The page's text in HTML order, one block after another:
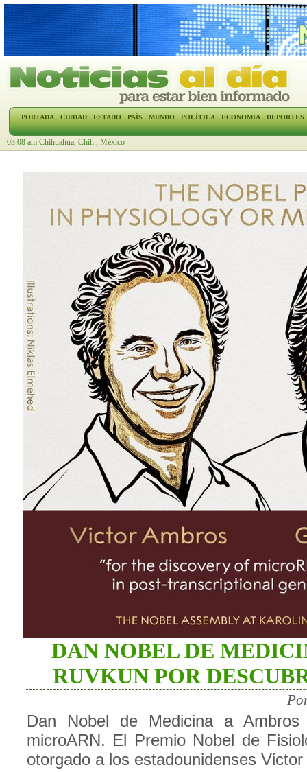
PORTADA CIUDAD ESTADO PAÍS MUNDO POLÍTICA ECONOMÍA DEPORTES
03:08 am Chihuahua, Chih., México
DAN NOBEL DE
RUVKUN POR
Dan Nobel de Medicina a
microARN. El Premio Nobel de
otorgado a los estadounidenses